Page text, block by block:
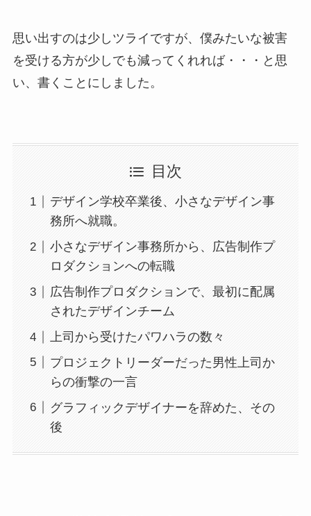
思い出すのは少しツライですが、僕みたいな被害
を受ける方が少しでも減ってくれれば・・・と思
い、書くことにしました。
目次
デザイン学校卒業後、小さなデザイン事
務所へ就職。
小さなデザイン事務所から、広告制作プ
ロダクションへの転職
広告制作プロダクションで、最初に配属
されたデザインチーム
上司から受けたパワハラの数々
プロジェクトリーダーだった男性上司か
らの衝撃の一言
グラフィックデザイナーを辞めた、その
後